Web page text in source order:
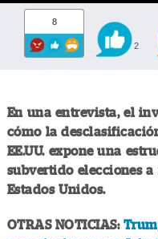
8
2
En una entrevista, el
cómo la
EE.UU. expone una
subvertido elecciones
Estados Unidos.
OTRAS NOTICIAS: